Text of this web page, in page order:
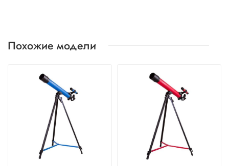
Похожие модели